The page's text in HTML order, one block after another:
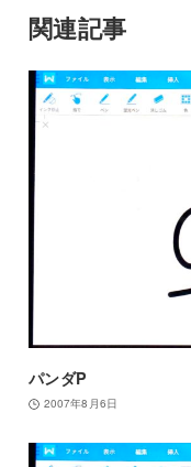
関連記事
パンダP
2007年8月6日